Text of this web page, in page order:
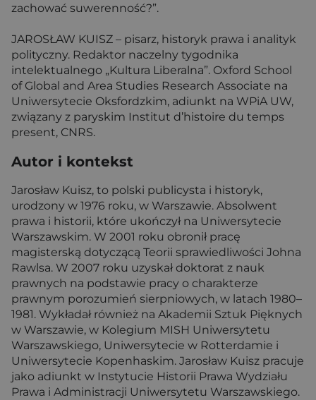
zachować suwerenność?”.
JAROSŁAW KUISZ – pisarz, historyk prawa i analityk
polityczny. Redaktor naczelny tygodnika
intelektualnego „Kultura Liberalna”. Oxford School
of Global and Area Studies Research Associate na
Uniwersytecie Oksfordzkim, adiunkt na WPiA UW,
związany z paryskim Institut d’histoire du temps
present, CNRS.
Autor i kontekst
Jarosław Kuisz, to polski publicysta i historyk,
urodzony w 1976 roku, w Warszawie. Absolwent
prawa i historii, które ukończył na Uniwersytecie
Warszawskim. W 2001 roku obronił pracę
magisterską dotyczącą Teorii sprawiedliwości Johna
Rawlsa. W 2007 roku uzyskał doktorat z nauk
prawnych na podstawie pracy o charakterze
prawnym porozumień sierpniowych, w latach 1980–
1981. Wykładał również na Akademii Sztuk Pięknych
w Warszawie, w Kolegium MISH Uniwersytetu
Warszawskiego, Uniwersytecie w Rotterdamie i
Uniwersytecie Kopenhaskim. Jarosław Kuisz pracuje
jako adiunkt w Instytucie Historii Prawa Wydziału
Prawa i Administracji Uniwersytetu Warszawskiego.